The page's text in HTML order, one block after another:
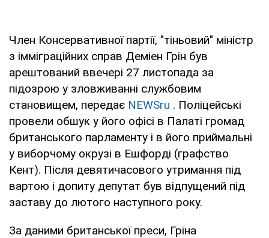
Член Консервативної партії, "тіньовий" міністр
з імміграційних справ Деміен Грін був
арештований ввечері 27 листопада за
підозрою у зловживанні службовим
становищем, передає NEWSru . Поліцейські
провели обшук у його офісі в Палаті громад
британського парламенту і в його приймальні
у виборчому окрузі в Ешфорді (графство
Кент). Після девятичасового утримання під
вартою і допиту депутат був відпущений під
заставу до лютого наступного року.
За даними британської преси, Гріна